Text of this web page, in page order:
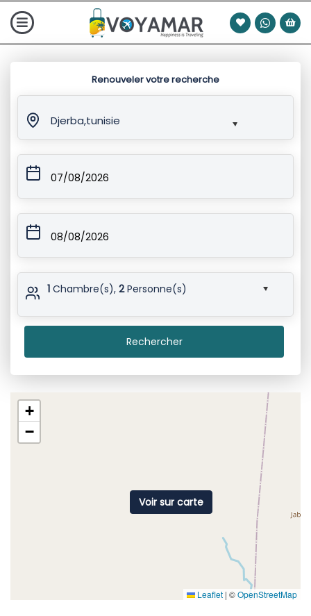
Renouveler votre recherche
Djerba,tunisie
07/08/2026
08/08/2026
1 Chambre(s),2Personne(s)
Rechercher
+
−
Leaflet | ©OpenStreetMap
Voir sur carte